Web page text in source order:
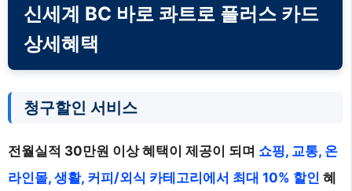
신세계 BC 바로 콰트로 플러스 카드
상세혜택
청구할인 서비스
전월실적 30만원 이상 혜택이 제공이 되며 쇼핑, 교통, 온
라인몰, 생활, 커피/외식 카테고리에서 최대 10% 할인 혜